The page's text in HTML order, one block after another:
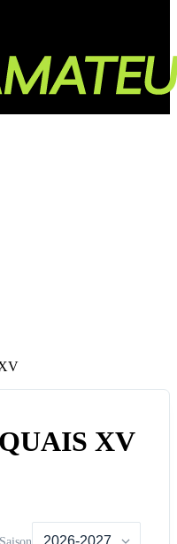
XV
Saison